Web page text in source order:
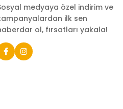
medyaya özel indirim ve
ilk sen
ol, fırsatları yakala!